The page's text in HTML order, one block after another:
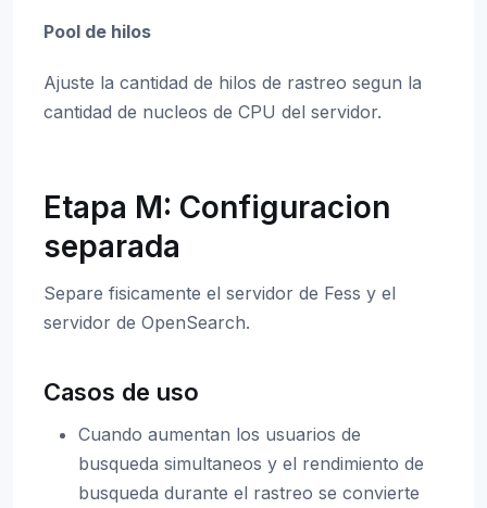
Pool de hilos
Ajuste la cantidad de hilos de rastreo segun la
cantidad de nucleos de CPU del servidor.
Etapa M: Configuracion
separada
Separe fisicamente el servidor de Fess y el
servidor de OpenSearch.
Casos de uso
Cuando aumentan los usuarios de
busqueda simultaneos y el rendimiento de
busqueda durante el rastreo se convierte